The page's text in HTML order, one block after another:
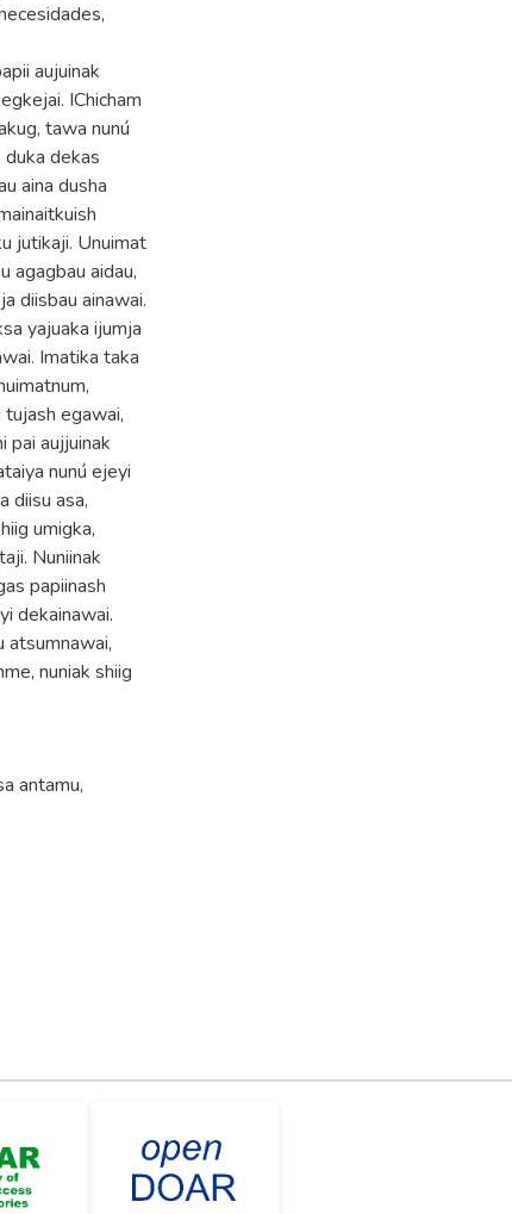
aujuinak
IChicham
tawa nunú
duka dekas
aina dusha
jutikaji. Unuimat
agagbau aidau,
diisbau ainawai.
yajuaka ijumja
Imatika taka
egawai,
pai aujjuinak
nunú ejeyi
diisu asa,
umigka,
Nuniinak
papiinash
dekainawai.
atsumnawai,
nuniak shiig
antamu,